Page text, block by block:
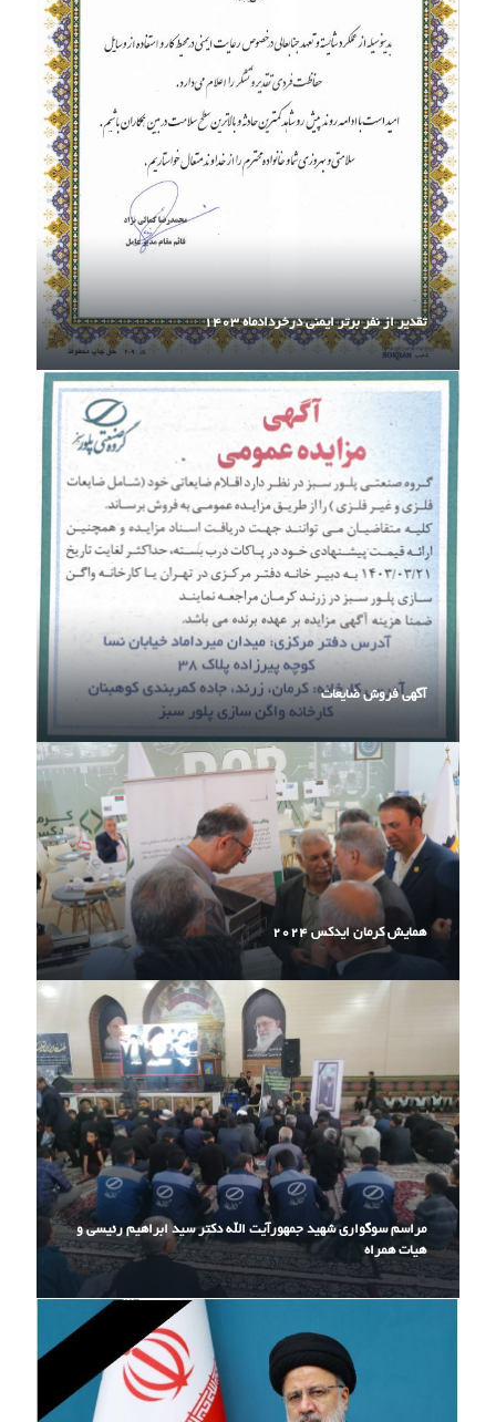
تقدیر از نفر برتر ایمنی درخردادماه ۱۴۰۳
آگهی فروش ضایعات
همایش کرمان ایدکس ۲۰۲۴
مراسم سوگواری شهید جمهورآیت الله دکتر سید ابراهیم رئیسی و
هیات همراه